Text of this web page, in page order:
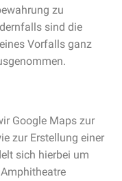
zu
sind die
Vorfalls ganz
Google Maps zur
zur Erstellung einer
sich hierbei um